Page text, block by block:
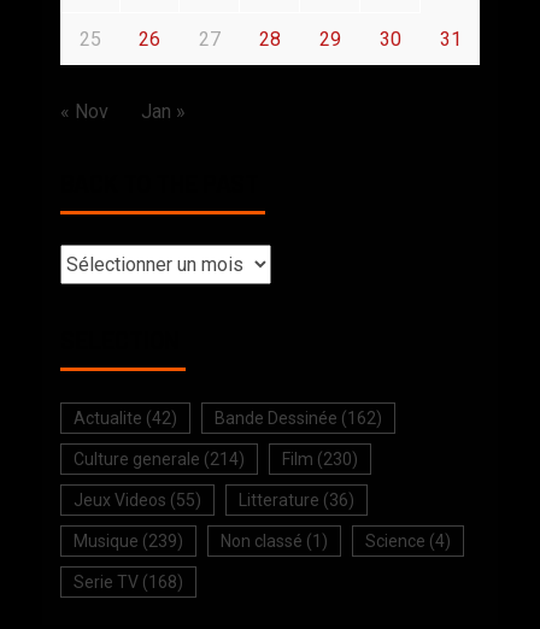
25 26 27 28 29 30 31
« Nov Jan »
Actualite (42) Bande Dessinée (162)
Culture generale (214) Film (230)
Jeux Videos (55) Litterature (36)
Musique (239) Non classé (1) Science (4)
Serie TV (168)